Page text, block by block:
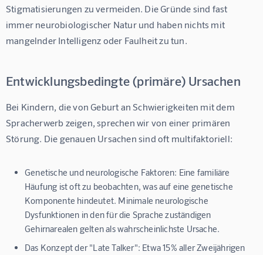
Stigmatisierungen zu vermeiden. Die Gründe sind fast
immer neurobiologischer Natur und haben nichts mit
mangelnder Intelligenz oder Faulheit zu tun.
Entwicklungsbedingte (primäre) Ursachen
Bei Kindern, die von Geburt an Schwierigkeiten mit dem
Spracherwerb zeigen, sprechen wir von einer primären
Störung. Die genauen Ursachen sind oft multifaktoriell:
Genetische und neurologische Faktoren: Eine familiäre
Häufung ist oft zu beobachten, was auf eine genetische
Komponente hindeutet. Minimale neurologische
Dysfunktionen in den für die Sprache zuständigen
Gehirnarealen gelten als wahrscheinlichste Ursache.
Das Konzept der "Late Talker": Etwa 15% aller Zweijährigen